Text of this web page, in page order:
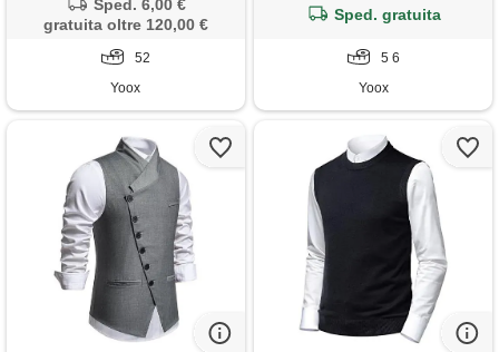
Sped. 6,00 €
gratuita oltre 120,00 €
52
Yoox
Sped. gratuita
5 6
Yoox